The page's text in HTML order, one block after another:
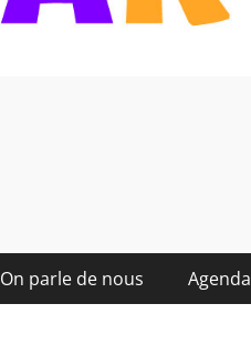
On parle de nous Agenda